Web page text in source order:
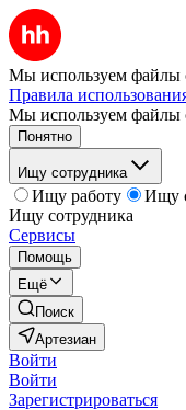
Мы используем файлы
Правила
Мы используем файлы
Понятно
Ищу сотрудника
Ищу работу
Ищу
Ищу сотрудника
Сервисы
Помощь
Ещё
Поиск
Артезиан
Войти
Войти
Зарегистрироваться